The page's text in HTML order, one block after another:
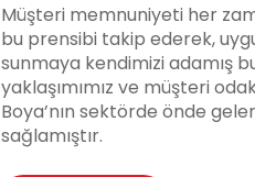
Müşteri memnuniyeti her
bu prensibi takip ederek,
sunmaya kendimizi adamış
yaklaşımımız ve müşteri
Boya’nın sektörde önde
sağlamıştır.